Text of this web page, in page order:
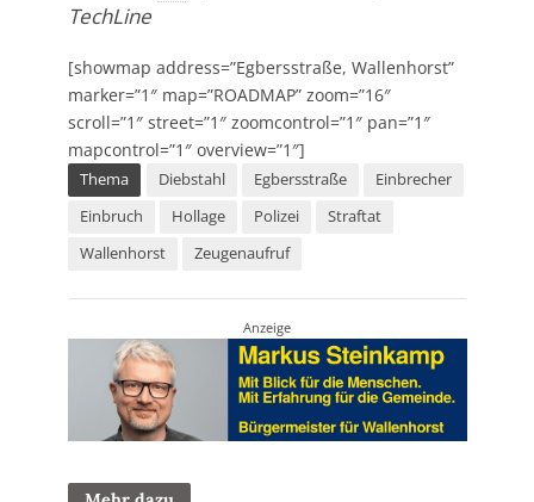
TechLine
[showmap address=”Egbersstraße, Wallenhorst”
marker=”1″ map=”ROADMAP” zoom=”16″
scroll=”1″ street=”1″ zoomcontrol=”1″ pan=”1″
mapcontrol=”1″ overview=”1″]
Thema Diebstahl Egbersstraße
Einbrecher
Einbruch
Hollage Polizei
Straftat
Wallenhorst
Zeugenaufruf
Anzeige